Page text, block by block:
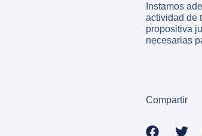
Instamos
actividad de
propositiva
necesarias
Compartir